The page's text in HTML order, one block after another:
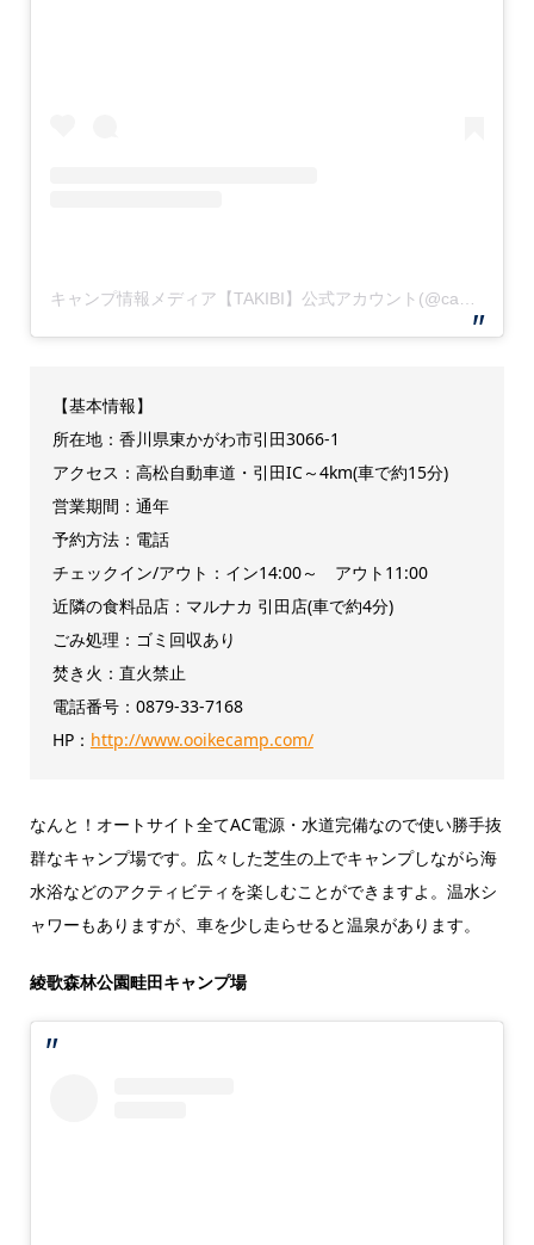
キャンプ情報メディア【TAKIBI】公式アカウント(@camp.takibi)がシェアした投稿
【基本情報】
所在地：香川県東かがわ市引田3066-1
アクセス：高松自動車道・引田IC～4km(車で約15分)
営業期間：通年
予約方法：電話
チェックイン/アウト：イン14:00～ アウト11:00
近隣の食料品店：マルナカ 引田店(車で約4分)
ごみ処理：ゴミ回収あり
焚き火：直火禁止
電話番号：0879-33-7168
HP： http://www.ooikecamp.com/
なんと！オートサイト全てAC電源・水道完備なので使い勝手抜
群なキャンプ場です。広々した芝生の上でキャンプしながら海
水浴などのアクティビティを楽しむことができますよ。温水シ
ャワーもありますが、車を少し走らせると温泉があります。
綾歌森林公園畦田キャンプ場